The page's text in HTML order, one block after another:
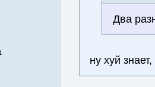
Два
ну хуй